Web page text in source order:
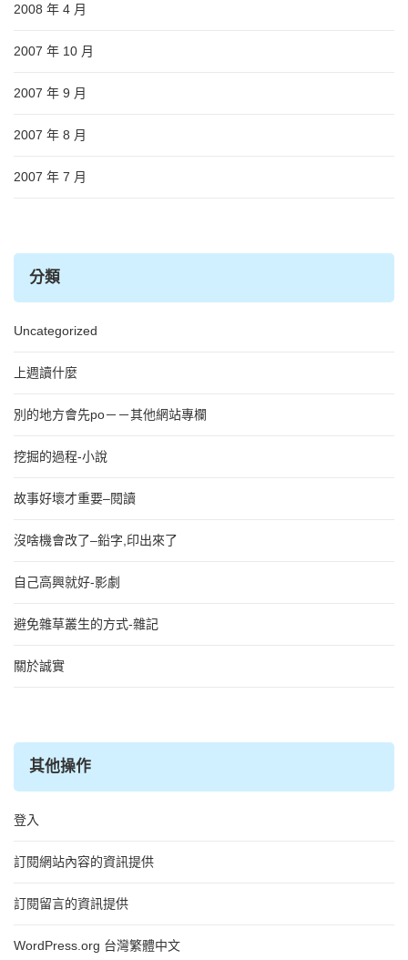
2008 年 4 月
2007 年 10 月
2007 年 9 月
2007 年 8 月
2007 年 7 月
分類
Uncategorized
上週讀什麼
別的地方會先po－－其他網站專欄
挖掘的過程-小說
故事好壞才重要–閱讀
沒啥機會改了–鉛字,印出來了
自己高興就好-影劇
避免雜草叢生的方式-雜記
關於誠實
其他操作
登入
訂閱網站內容的資訊提供
訂閱留言的資訊提供
WordPress.org 台灣繁體中文